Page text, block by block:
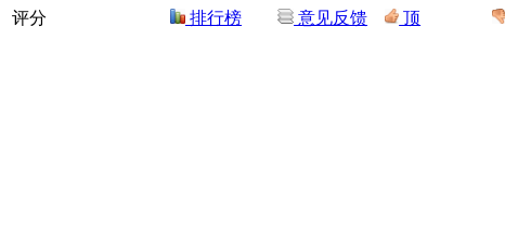
评分 排行榜 意见反馈 顶